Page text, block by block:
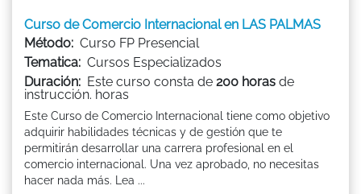
Curso de Comercio Internacional en LAS PALMAS
Método: Curso FP Presencial
Tematica: Cursos Especializados
Duración: Este curso consta de 200 horas de
instrucción. horas
Este Curso de Comercio Internacional tiene como objetivo
adquirir habilidades técnicas y de gestión que te
permitirán desarrollar una carrera profesional en el
comercio internacional. Una vez aprobado, no necesitas
hacer nada más. Lea ...